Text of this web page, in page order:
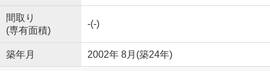
間取り
(専有面積)
-(-)
築年月 2002年 8月(築24年)